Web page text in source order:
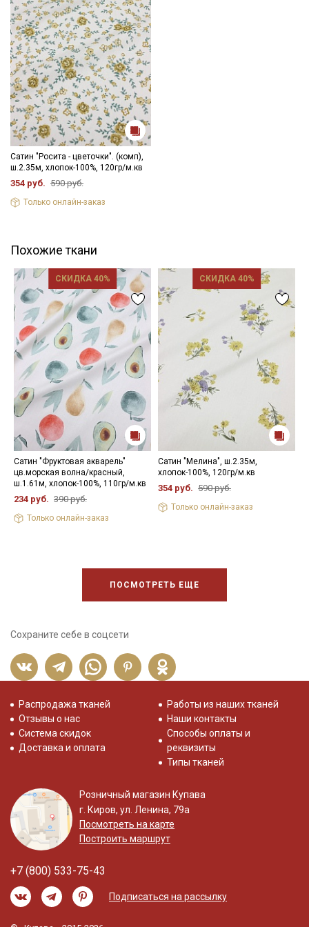
Сатин "Росита - цветочки". (комп),
ш.2.35м, хлопок-100%, 120гр/м.кв
354 руб. 590 руб.
Только онлайн-заказ
Похожие ткани
СКИДКА 40%
Сатин "Фруктовая акварель"
цв.морская волна/красный,
ш.1.61м, хлопок-100%, 110гр/м.кв
234 руб. 390 руб.
Только онлайн-заказ
СКИДКА 40%
Сатин "Мелина", ш.2.35м,
хлопок-100%, 120гр/м.кв
354 руб. 590 руб.
Только онлайн-заказ
ПОСМОТРЕТЬ ЕЩЕ
Сохраните себе в соцсети
Распродажа тканей
Отзывы о нас
Система скидок
Доставка и оплата
Работы из наших тканей
Наши контакты
Способы оплаты и
реквизиты
Типы тканей
Розничный магазин Купава
г. Киров, ул. Ленина, 79а
Посмотреть на карте
Построить маршрут
+7 (800) 533-75-43
Подписаться на рассылку